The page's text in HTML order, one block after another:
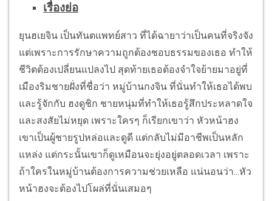
เรื่องย่อ
ยุนฮเยจิน เป็นทันตแพทย์สาว ที่ได้ฉายาว่าเป็นคนที่จริงจัง
แต่เพราะการรักษาความถูกต้องชอบธรรมของเธอ ทำให้
ชีวิตต้องเปลี่ยนแปลงไป สุดท้ายเธอต้องจำใจย้ายมาอยู่ที่
เมืองริมชายฝั่งที่ชื่อว่า หมู่บ้านกงจิน ที่นั่นทำให้เธอได้พบ
และรู้จักกับ ฮงดูชิก ชายหนุ่มที่ทำให้เธอรู้สึกประหลาดใจ
และสงสัยไม่หยุด เพราะใครๆ ก็เรียกเขาว่า หัวหน้าฮง
เขาเป็นผู้ชายรูปหล่อและดูดี แต่กลับไม่มีอาชีพเป็นหลัก
แหล่ง แต่กระนั้นเขาก็ดูเหมือนจะยุ่งอยู่ตลอดเวลา เพราะ
ถ้าใครในหมู่บ้านต้องการความช่วยเหลือ แน่นอนว่า...หัว
หน้าฮงจะต้องไปโผล่ที่นั่นเสมอๆ